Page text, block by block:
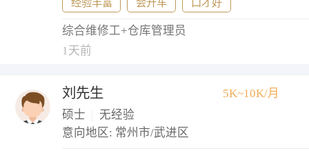
经验丰富 会开车 口才好
综合维修工+仓库管理员
1天前
刘先生
5K~10K/月
硕士
无经验
意向地区: 常州市/武进区